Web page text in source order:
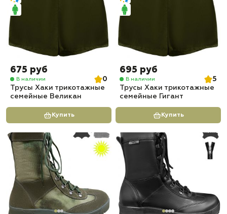
675 руб
В наличии
0
Трусы Хаки трикотажные
семейные Великан
Купить
695 руб
В наличии
5
Трусы Хаки трикотажные
семейные Гигант
Купить